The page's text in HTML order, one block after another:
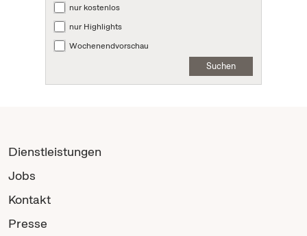
nur kostenlos
nur Highlights
Wochenendvorschau
Suchen
Dienstleistungen
Jobs
Kontakt
Presse